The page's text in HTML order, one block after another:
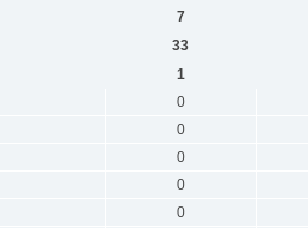
7
33
1
0
0
0
0
0